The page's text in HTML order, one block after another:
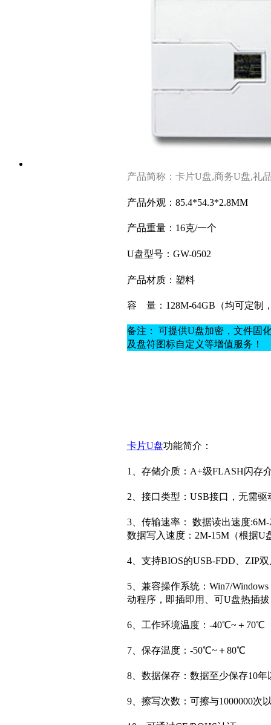
产品简称：卡片U盘,商务U盘,礼
产品外观：85.4*54.3*2.8MM
产品重量：16克/一个
U盘型号：GW-0502
产品材质： 塑料
容 量：128M-64GB（均可定制
备注： 可提供U盘加密，文件固
及盘符图标自定义等增值服务！
卡片U盘功能简介：
1、存储介质：A+级FLASH闪存
2、接口类型：USB接口，无需
3、传输速率： 数据读出速度
数据写入速度：2M-15M（根据U
4、支持BIOS的USB-FDD、ZIP
5、兼容操作系统：Win7/
动程序，即插即用、可U盘热插
6、工作环境温度：-40℃~＋70℃
7、保存温度：-50℃~＋80℃
8、数据保存：数据至少保存10年
9、擦写次数：可擦与1000000次